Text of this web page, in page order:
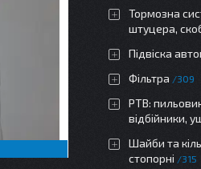
Тормозна
штуцера,
Підвіска
Фільтра 309
РТВ:
відбійники,
Шайби та
стопорні
315